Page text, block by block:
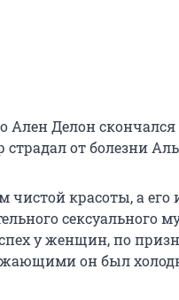
Делон скончался
страдал от болезни
чистой красоты, а
сексуального
у женщин, по
он был